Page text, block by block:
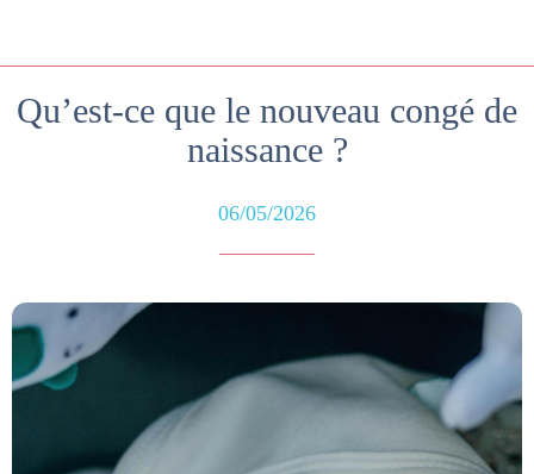
Qu’est-ce que le nouveau congé de
naissance ?
06/05/2026